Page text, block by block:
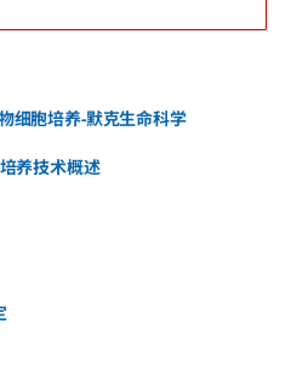
细胞培养-默克生命科学
养技术概述